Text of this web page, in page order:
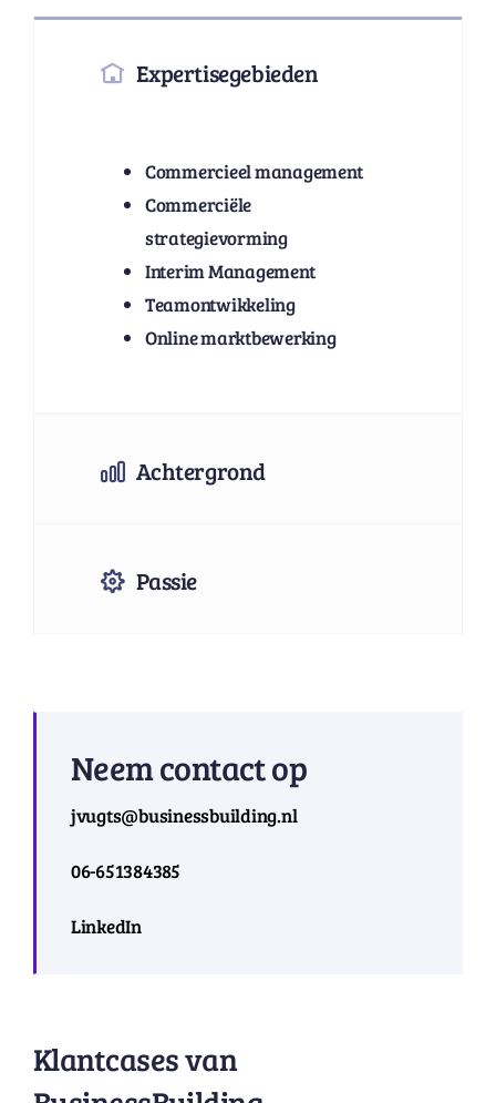
Expertisegebieden
Commercieel management
Commerciële
strategievorming
Interim Management
Teamontwikkeling
Online marktbewerking
Achtergrond
Passie
Neem contact op
jvugts@businessbuilding.nl
06-651384385
LinkedIn
Klantcases van